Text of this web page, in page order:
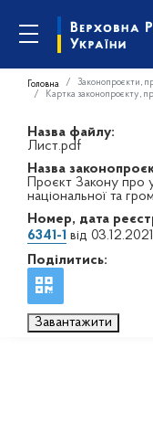
Головна Законопроєкти,
Картка законопроєкту,
Назва файлу:
Лист.pdf
Назва
Проєкт Закону про
національної та
Номер, дата
6341-1 від 03.12.2021
Поділитись:
Завантажити